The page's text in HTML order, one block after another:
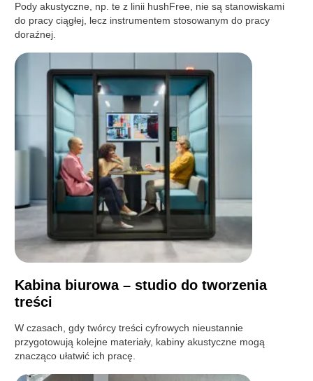
Pody akustyczne, np. te z linii hushFree, nie są stanowiskami
do pracy ciągłej, lecz instrumentem stosowanym do pracy
doraźnej.
Kabina biurowa – studio do tworzenia
treści
W czasach, gdy twórcy treści cyfrowych nieustannie
przygotowują kolejne materiały, kabiny akustyczne mogą
znacząco ułatwić ich pracę.